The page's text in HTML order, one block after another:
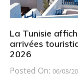
La Tunisie
arrivées
2026
Posted On: 06/08/